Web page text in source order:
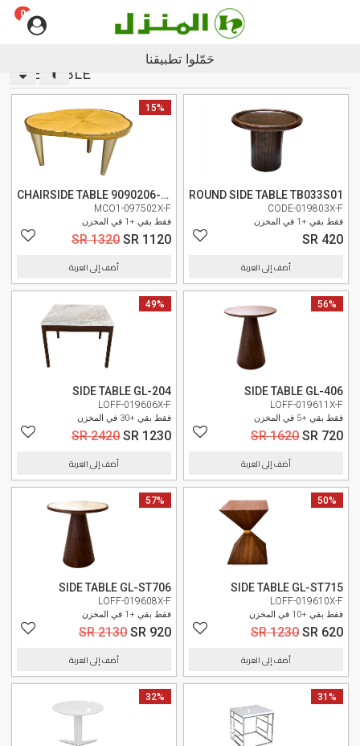
0
حَمّلوا تطبيقنا SIDE TABLE
15%
CHAIRSIDE TABLE 9090206-134
MCO1-097502X-F
فقط بقي +1 في المخزن
SR 1320 SR 1120
أضف إلى العربة
ROUND SIDE TABLE TB033S01
CODE-019803X-F
فقط بقي +1 في المخزن
SR 420
أضف إلى العربة
وصل حديثا 49%
SIDE TABLE GL-204
LOFF-019606X-F
فقط بقي +30 في المخزن
SR 2420 SR 1230
أضف إلى العربة
56%
SIDE TABLE GL-406
LOFF-019611X-F
فقط بقي +5 في المخزن
SR 1620 SR 720
أضف إلى العربة
57%
SIDE TABLE GL-ST706
LOFF-019608X-F
فقط بقي +1 في المخزن
SR 2130 SR 920
أضف إلى العربة
وصل حديثا 50%
SIDE TABLE GL-ST715
LOFF-019610X-F
فقط بقي +10 في المخزن
SR 1230 SR 620
أضف إلى العربة
32% 31%